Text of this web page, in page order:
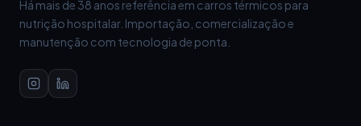
Há mais de 38 anos referência em carros térmicos para
nutrição hospitalar. Importação, comercialização e
manutenção com tecnologia de ponta.